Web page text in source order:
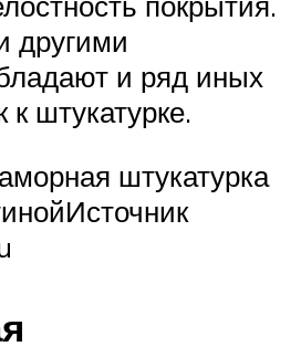
другими
и ряд иных
штукатурке.
штукатурка